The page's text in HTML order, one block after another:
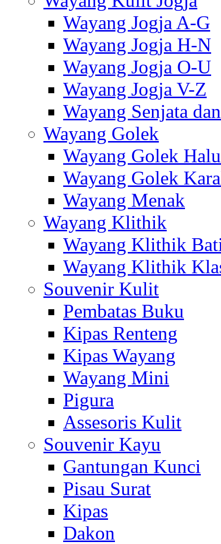
Wayang Jogja A-G
Wayang Jogja H-N
Wayang Jogja O-U
Wayang Jogja V-Z
Wayang Senjata
Wayang Golek
Wayang Golek
Wayang Golek
Wayang Menak
Wayang Klithik
Wayang Klithik
Wayang Klithik
Souvenir Kulit
Pembatas Buku
Kipas Renteng
Kipas Wayang
Wayang Mini
Pigura
Assesoris Kulit
Souvenir Kayu
Gantungan Kunci
Pisau Surat
Kipas
Dakon